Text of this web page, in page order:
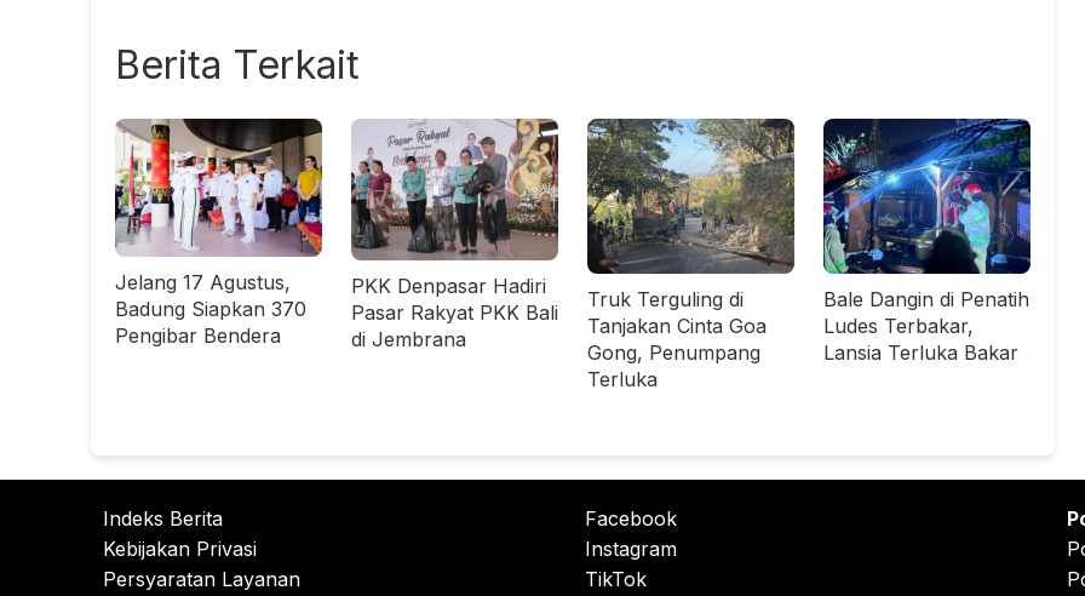
Berita Terkait
Jelang 17 Agustus,
Badung Siapkan 370
Pengibar Bendera
PKK Denpasar Hadiri
Pasar Rakyat PKK Bali
di Jembrana
Truk Terguling di
Tanjakan Cinta Goa
Gong, Penumpang
Terluka
Bale Dangin di Penatih
Ludes Terbakar,
Lansia Terluka Bakar
Indeks Berita
Kebijakan Privasi
Persyaratan Layanan
Facebook
Instagram
TikTok